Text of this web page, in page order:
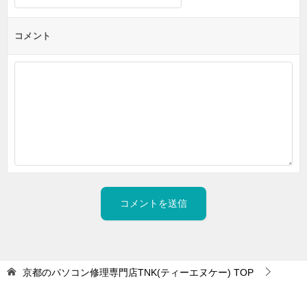
コメント
京都のパソコン修理専門店TNK(ティーエヌケー) TOP